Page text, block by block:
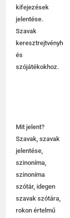
kifejezések
jelentése.
Szavak
keresztrejtvényhez
és
szójátékokhoz.
Mit jelent?
Szavak, szavak
jelentése,
szinoníma,
szinoníma
szótár, idegen
szavak szótára,
rokon értelmű